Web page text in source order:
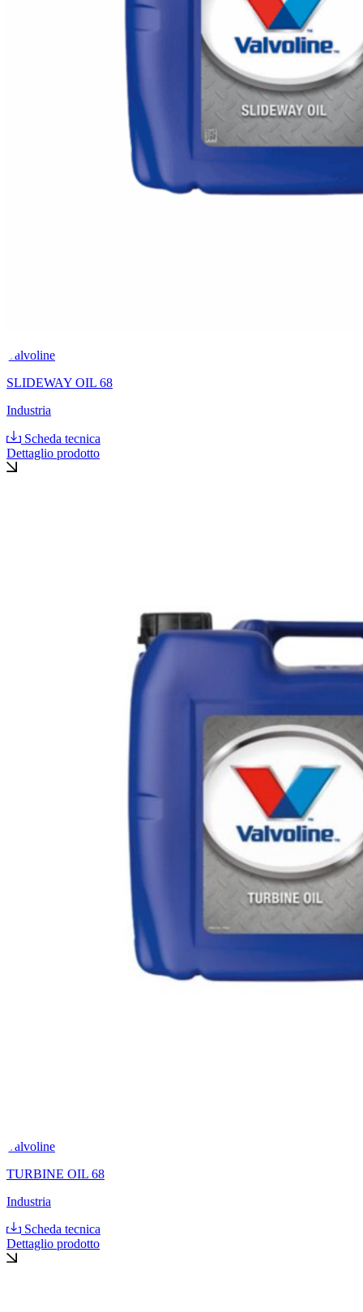
Valvoline
SLIDEWAY OIL 68
Industria
Scheda tecnica
Dettaglio prodotto
Valvoline
TURBINE OIL 68
Industria
Scheda tecnica
Dettaglio prodotto